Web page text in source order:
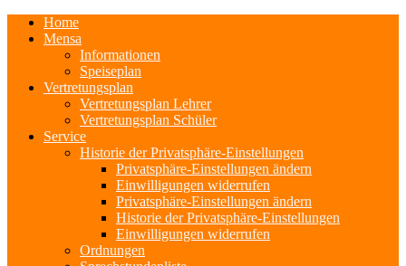
Home
Mensa
Informationen
Speiseplan
Vertretungsplan
Vertretungsplan Lehrer
Vertretungsplan Schüler
Service
Historie der Privatsphäre-Einstellungen
Privatsphäre-Einstellungen ändern
Einwilligungen widerrufen
Privatsphäre-Einstellungen ändern
Historie der Privatsphäre-Einstellungen
Einwilligungen widerrufen
Ordnungen